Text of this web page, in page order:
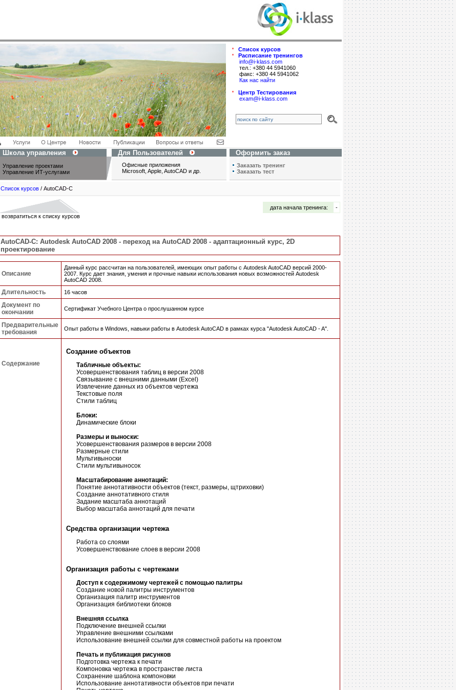
Список курсов
Расписание тренингов
info@i-klass.com
тел.: +380 44 5941060
факс: +380 44 5941062
Как нас найти
Центр Тестирования
exam@i-klass.com
Школа управления Для Пользователей Оформить заказ
Управление проектами
Управление ИТ-услугами
Офисные приложения
Microsoft, Apple, AutoCAD и др.
Заказать тренинг
Заказать тест
Список курсов / AutoCAD-C
возвратиться к списку курсов
дата начала тренинга: -
AutoCAD-C: Autodesk AutoCAD 2008 - переход на AutoCAD 2008 - адаптационный курс, 2D
проектирование
Описание
Данный курс рассчитан на пользователей, имеющих опыт работы с Autodesk AutoCAD версий 2000-
2007. Курс дает знания, умения и прочные навыки использования новых возможностей Autodesk
AutoCAD 2008.
Длительность 16 часов
Документ по
окончании
Сертификат Учебного Центра о прослушанном курсе
Предварительные
требования
Опыт работы в Windows, навыки работы в Autodesk AutoCAD в рамках курса "Autodesk AutoCAD - A".
Содержание
Создание объектов
Табличные объекты:
Усовершенствования таблиц в версии 2008
Связывание с внешними данными (Excel)
Извлечение данных из объектов чертежа
Текстовые поля
Стили таблиц
Блоки:
Динамические блоки
Размеры и выноски:
Усовершенствования размеров в версии 2008
Размерные стили
Мультивыноски
Стили мультивыносок
Масштабирование аннотаций:
Понятие аннотативности объектов (текст, размеры, щтриховки)
Создание аннотативного стиля
Задание масштаба аннотаций
Выбор масштаба аннотаций для печати
Средства организации чертежа
Работа со слоями
Усовершенствование слоев в версии 2008
Организация работы с чертежами
Доступ к содержимому чертежей с помощью палитры
Создание новой палитры инструментов
Организация палитр инструментов
Организация библиотеки блоков
Внешняя ссылка
Подключение внешней ссылки
Управление внешними ссылками
Использование внешней ссылки для совместной работы на проектом
Печать и публикация рисунков
Подготовка чертежа к печати
Компоновка чертежа в пространстве листа
Сохранение шаблона компоновки
Использование аннотативности объектов при печати